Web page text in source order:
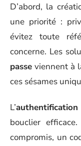
D’abord, la
une priorité :
évitez toute
concerne. Les
passe viennent à
ces sésames
L’
bouclier
compromis, un